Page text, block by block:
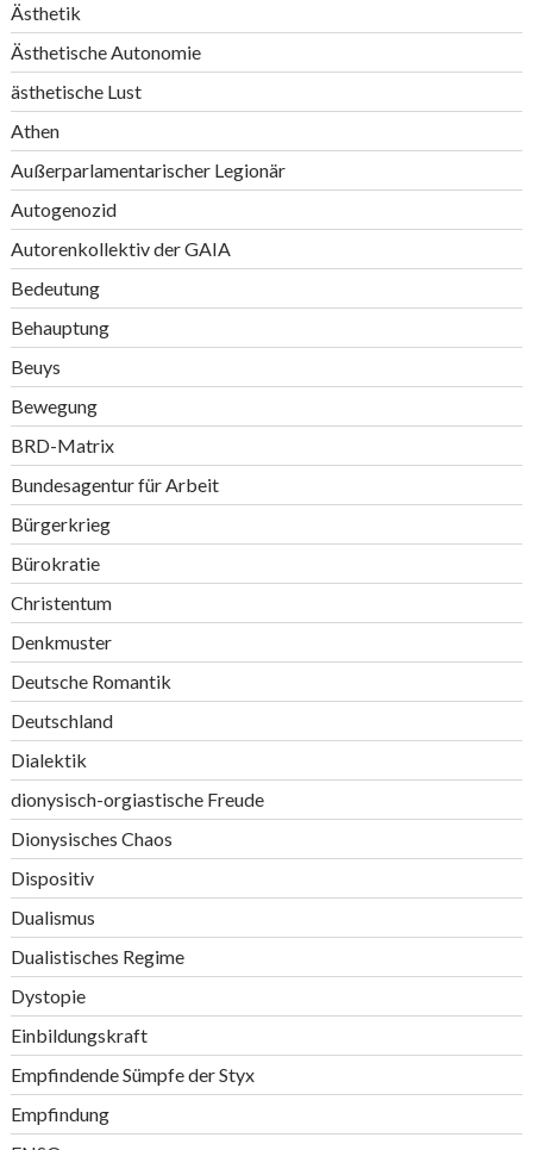
Ästhetik
Ästhetische Autonomie
ästhetische Lust
Athen
Außerparlamentarischer Legionär
Autogenozid
Autorenkollektiv der GAIA
Bedeutung
Behauptung
Beuys
Bewegung
BRD-Matrix
Bundesagentur für Arbeit
Bürgerkrieg
Bürokratie
Christentum
Denkmuster
Deutsche Romantik
Deutschland
Dialektik
dionysisch-orgiastische Freude
Dionysisches Chaos
Dispositiv
Dualismus
Dualistisches Regime
Dystopie
Einbildungskraft
Empfindende Sümpfe der Styx
Empfindung